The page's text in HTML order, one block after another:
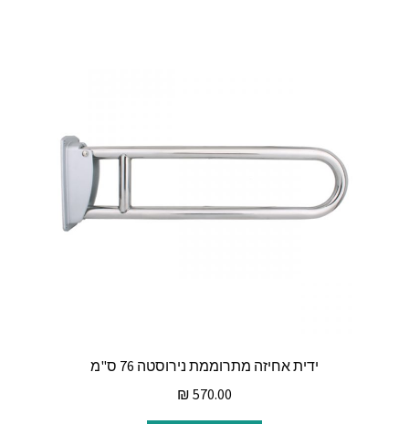
ידית אחיזה מתרוממת נירוסטה 76 ס"מ
₪ 570.00